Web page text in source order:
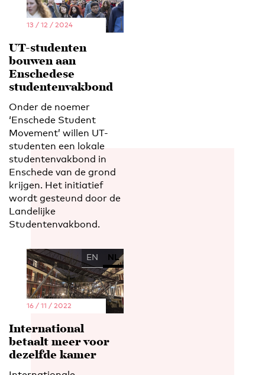
13 / 12 / 2024
UT-studenten
bouwen aan
Enschedese
studentenvakbond
Onder de noemer
‘Enschede Student
Movement’ willen UT-
studenten een lokale
studentenvakbond in
Enschede van de grond
krijgen. Het initiatief
wordt gesteund door de
Landelijke
Studentenvakbond.
EN NL
16 / 11 / 2022
International
betaalt meer voor
dezelfde kamer